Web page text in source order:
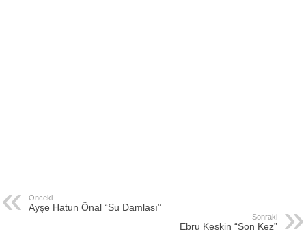
Önceki
Ayşe Hatun Önal “Su Damlası”
Sonraki
Ebru Keskin “Son Kez”